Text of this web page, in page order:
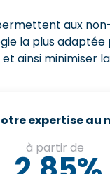
aux
la plus
ainsi minimiser
expertise au
à partir de